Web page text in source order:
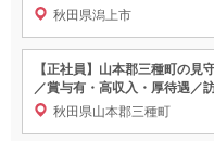
秋田県潟上市
【正社員】山本郡三種町の
／賞与有・高収入・厚待遇／
秋田県山本郡三種町